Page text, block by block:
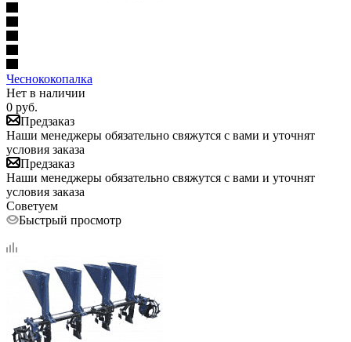
Чеснококопалка
Нет в наличии
0 руб.
Предзаказ
Наши менеджеры обязательно свяжутся с вами и уточнят
условия заказа
Предзаказ
Наши менеджеры обязательно свяжутся с вами и уточнят
условия заказа
Советуем
Быстрый просмотр